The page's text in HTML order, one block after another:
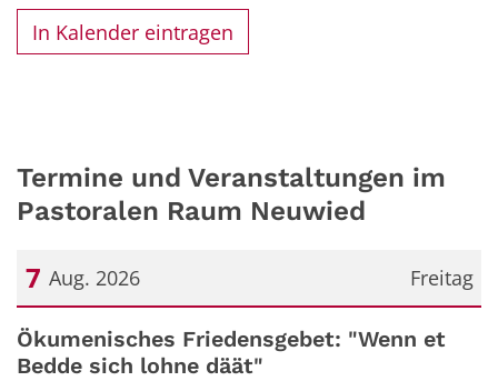
In Kalender eintragen
Termine und Veranstaltungen im
Pastoralen Raum Neuwied
Freitag
7 Aug. 2026
Datum: 7. August 2026
Ökumenisches Friedensgebet: "Wenn et
Bedde sich lohne däät"